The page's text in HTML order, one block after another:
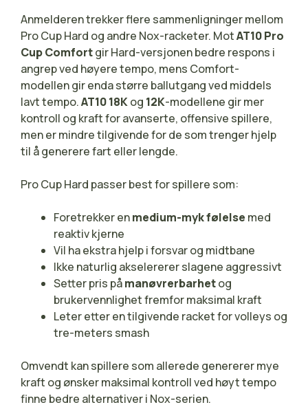
Anmelderen trekker flere sammenligninger mellom
Pro Cup Hard og andre Nox-racketer. MotAT10 Pro
Cup Comfortgir Hard-versjonen bedre respons i
angrep ved høyere tempo, mens Comfort-
modellen gir enda større ballutgang ved middels
lavt tempo.AT10 18Kog 12K-modellene gir mer
kontroll og kraft for avanserte, offensive spillere,
men er mindre tilgivende for de som trenger hjelp
til å generere fart eller lengde.
Pro Cup Hard passer best for spillere som:
Foretrekker enmedium-myk følelse med
reaktiv kjerne
Vil ha ekstra hjelp i forsvar og midtbane
Ikke naturlig akselererer slagene aggressivt
Setter pris påmanøvrerbarhetog
brukervennlighet fremfor maksimal kraft
Leter etter en tilgivende racket for volleys og
tre-meters smash
Omvendt kan spillere som allerede genererer mye
kraft og ønsker maksimal kontroll ved høyt tempo
finne bedre alternativer i Nox-serien.